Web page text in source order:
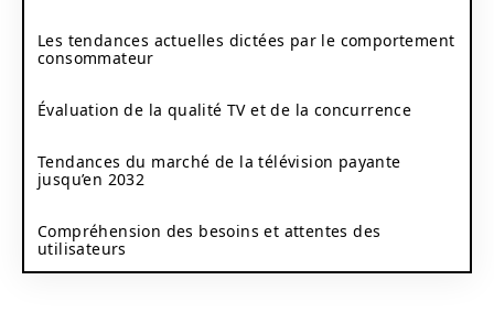
Les tendances actuelles dictées par le comportement
consommateur
Évaluation de la qualité TV et de la concurrence
Tendances du marché de la télévision payante
jusqu’en 2032
Compréhension des besoins et attentes des
utilisateurs